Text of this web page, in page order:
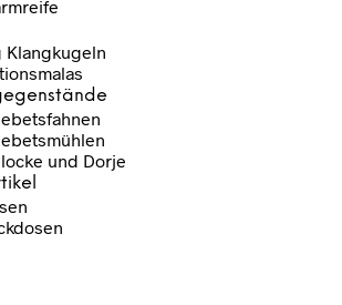
Klangkugeln
und Dorje